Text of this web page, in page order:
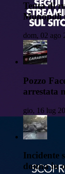
Tenta di
Monopoli
dom, 02 ago
Pozzo
arrestata
gio, 16 lug
Incidente
donna in